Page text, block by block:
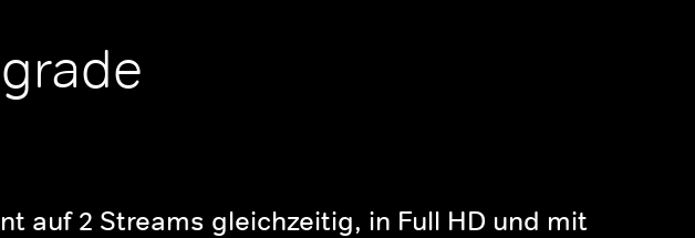
auf 2 Streams gleichzeitig, in Full HD und mit